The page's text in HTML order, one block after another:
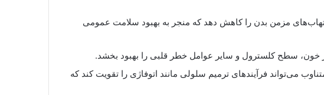
مزمن بدن را کاهش دهد که منجر به بهبود سلامت عمومی
خون، سطح کلسترول و سایر عوامل خطر قلبی را بهبود بخشد.
می‌تواند فرآیندهای ترمیم سلولی مانند اتوفاژی را تقویت کند که